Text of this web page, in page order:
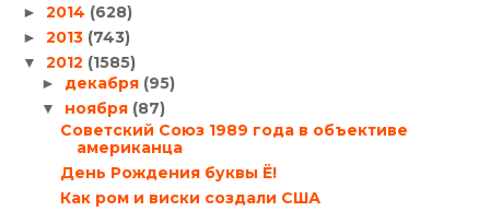
► 2014 (628)
► 2013 (743)
▼ 2012 (1585)
► декабря (95)
▼ ноября (87)
Советский Союз 1989 года в объективе
американца
День Рождения буквы Ё!
Как ром и виски создали США